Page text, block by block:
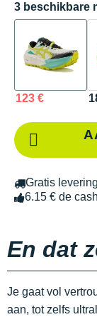
3 beschikbare
123 €
Gratis levering
6.15 € de
En dat
Je gaat vol
aan, tot zelfs